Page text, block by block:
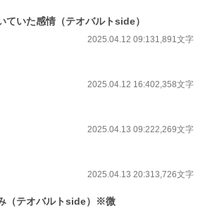
ていた感情（テオバルトside）
2025.04.12 09:131,891文字
2025.04.12 16:402,358文字
2025.04.13 09:222,269文字
2025.04.13 20:313,726文字
（テオバルトside）※微